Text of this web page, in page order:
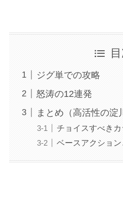
ジグ単での攻略
怒涛の12連発
まとめ（高活性の淀
チョイスすべきカ
ベースアクショ